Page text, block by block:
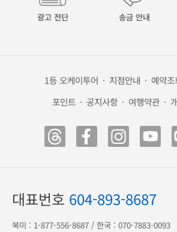
광고 전단 송금 안내
1등 오케이투어 · 지점안내 · 예약조
포인트 · 공지사항 · 여행약관 ·
대표번호 604-893-8687
북미 : 1-877-556-8687 / 한국 : 070-7883-0093